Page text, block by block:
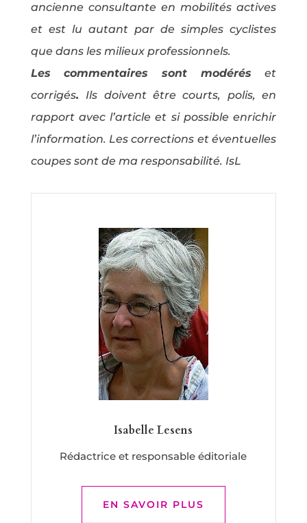
ancienne consultante en mobilités actives
et est lu autant par de simples cyclistes
que dans les milieux professionnels.
Les commentaires sont modéréset
corrigés. Ils doivent être courts, polis, en
rapport avec l’article et si possible enrichir
l’information. Les corrections et éventuelles
coupes sont de ma responsabilité. IsL
Isabelle Lesens
Rédactrice et responsable éditoriale
EN SAVOIR PLUS